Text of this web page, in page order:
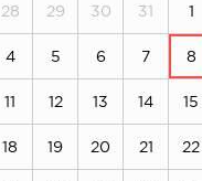
28 29 30 31 1
4 5 6 7 8
11 12 13 14 15
18 19 20 21 22